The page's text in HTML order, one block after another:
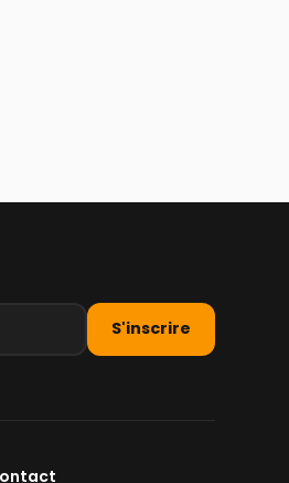
S'inscrire